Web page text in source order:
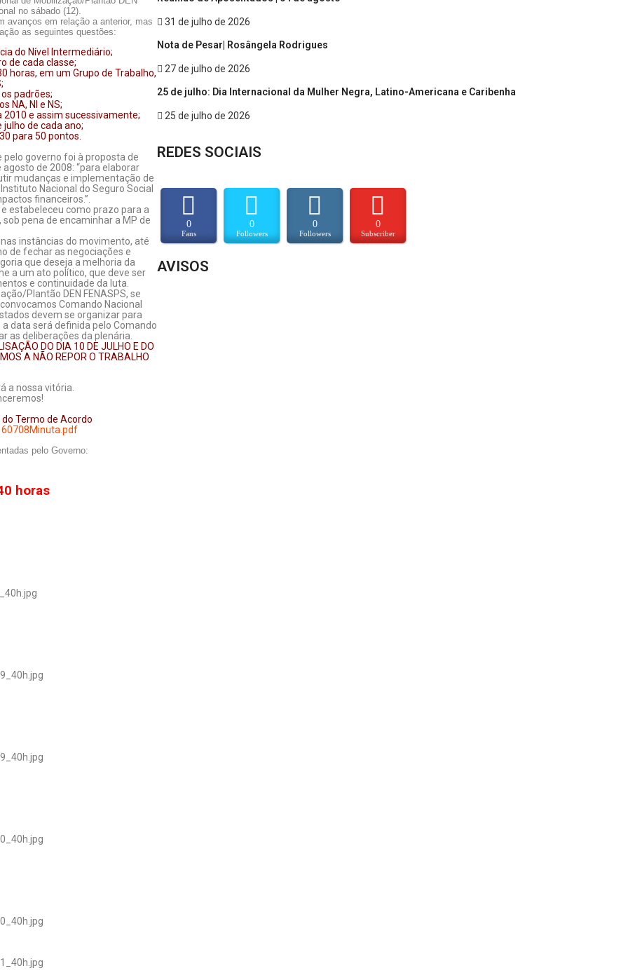
no sábado (12).
avanços em relação a anterior, mas
as seguintes questões:
do Nível Intermediário;
de cada classe;
horas, em um Grupo de Trabalho,
padrões;
NA, NI e NS;
e assim sucessivamente;
de cada ano;
para 50 pontos.
governo foi à proposta de
de 2008: “para elaborar
mudanças e implementação de
Nacional do Seguro Social
financeiros.”.
estabeleceu como prazo para a
pena de encaminhar a MP de
instâncias do movimento, até
de fechar as negociações e
que deseja a melhoria da
a um ato político, que deve ser
e continuidade da luta.
Plantão DEN FENASPS, se
Comando Nacional
devem se organizar para
data será definida pelo Comando
as deliberações da plenária.
DO DIA 10 DE JULHO E DO
A NÃO REPOR O TRABALHO
a nossa vitória.
Termo de Acordo
pelo Governo:
horas
31 de julho de 2026
Nota de Pesar| Rosângela Rodrigues
27 de julho de 2026
25 de julho: Dia Internacional da Mulher Negra, Latino-Americana e Caribenha
25 de julho de 2026
REDES SOCIAIS
0
Fans
0
Followers
0
Followers
0
Subscriber
AVISOS